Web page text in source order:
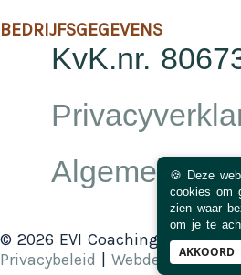
BEDRIJFSGEGEVENS
KvK.nr.
Algemene
© 2026 EVI Coaching | KvK.nr.
Privacybeleid
Webdesign:
🍪 Deze
cookies om
zien waar
om je te
AKKOORD